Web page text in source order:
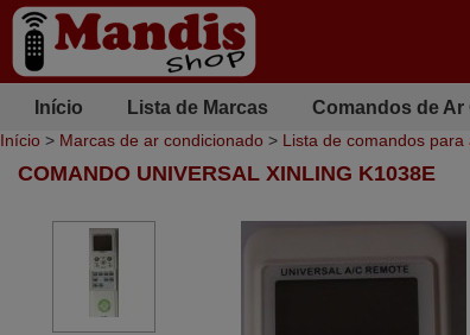
Início Lista de Marcas Comandos de
Início > Marcas de ar condicionado > Lista de comandos
COMANDO UNIVERSAL XINLING K1038E